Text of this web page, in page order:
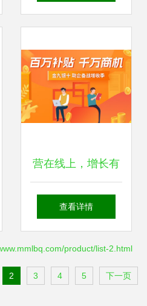
营在线上，增长有
方 一品威客私享会
查看详情
product/list-2.html
2 3 4 5 下一页